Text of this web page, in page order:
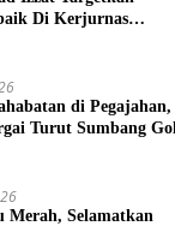
Di Kerjurnas
di Pegajahan,
Turut Sumbang Gol
Merah, Selamatkan